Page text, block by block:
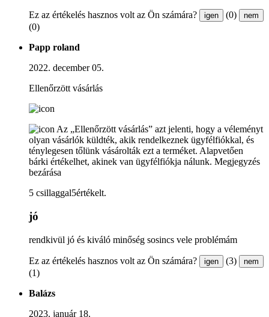
Ez az értékelés hasznos volt az Ön számára? igen (0) nem
(0)
Papp roland
2022. december 05.
Ellenőrzött vásárlás
Az „Ellenőrzött vásárlás” azt jelenti, hogy a véleményt
olyan vásárlók küldték, akik rendelkeznek ügyfélfiókkal, és
ténylegesen tőlünk vásárolták ezt a terméket. Alapvetően
bárki értékelhet, akinek van ügyfélfiókja nálunk. Megjegyzés
bezárása
5 csillaggal5értékelt.
jó
rendkivül jó és kiváló minőség sosincs vele problémám
Ez az értékelés hasznos volt az Ön számára? igen (3) nem
(1)
Balázs
2023. január 18.